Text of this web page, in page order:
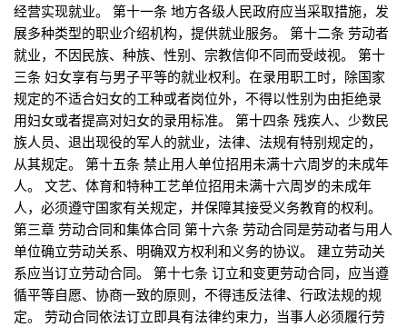
经营实现就业。 第十一条 地方各级人民政府应当采取措施，发
展多种类型的职业介绍机构，提供就业服务。 第十二条 劳动者
就业，不因民族、种族、性别、宗教信仰不同而受歧视。 第十
三条 妇女享有与男子平等的就业权利。在录用职工时，除国家
规定的不适合妇女的工种或者岗位外，不得以性别为由拒绝录
用妇女或者提高对妇女的录用标准。 第十四条 残疾人、少数民
族人员、退出现役的军人的就业，法律、法规有特别规定的，
从其规定。 第十五条 禁止用人单位招用未满十六周岁的未成年
人。 文艺、体育和特种工艺单位招用未满十六周岁的未成年
人，必须遵守国家有关规定，并保障其接受义务教育的权利。
第三章 劳动合同和集体合同 第十六条 劳动合同是劳动者与用人
单位确立劳动关系、明确双方权利和义务的协议。 建立劳动关
系应当订立劳动合同。 第十七条 订立和变更劳动合同，应当遵
循平等自愿、协商一致的原则，不得违反法律、行政法规的规
定。 劳动合同依法订立即具有法律约束力，当事人必须履行劳